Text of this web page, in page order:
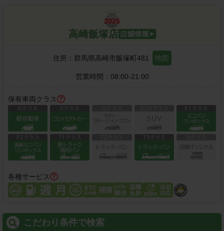
高崎飯塚店
住所： 群馬県高崎市飯塚町481 地図
営業時間： 08:00-21:00
保有車両クラス
各種サービス
こだわり条件で検索